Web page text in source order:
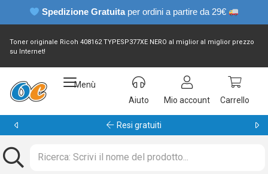
Spedizione Gratuita per ordini a partire da 29€
Toner originale Ricoh 408162 TYPESP377XE NERO al miglior al miglior prezzo
su Internet!
Menù
Aiuto
Mio account Carrello
Garanzia 24 mesi